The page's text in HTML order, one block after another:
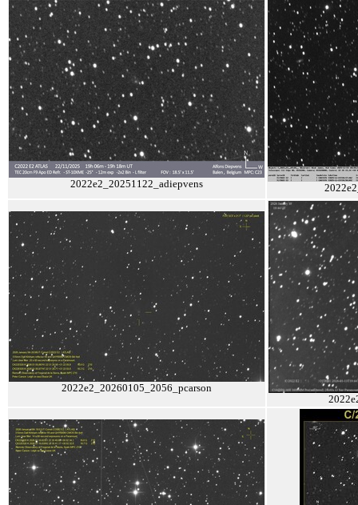
2022e2_20251122_adiepvens
2022e2_20260105_2056_pcarson